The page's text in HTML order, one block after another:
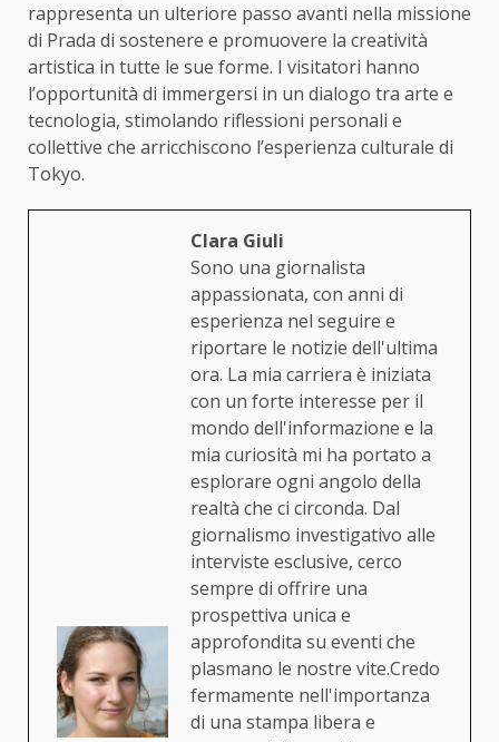
rappresenta un ulteriore passo avanti nella missione
di Prada di sostenere e promuovere la creatività
artistica in tutte le sue forme. I visitatori hanno
l’opportunità di immergersi in un dialogo tra arte e
tecnologia, stimolando riflessioni personali e
collettive che arricchiscono l’esperienza culturale di
Tokyo.
Clara Giuli
Sono una giornalista
appassionata, con anni di
esperienza nel seguire e
riportare le notizie dell'ultima
ora. La mia carriera è iniziata
con un forte interesse per il
mondo dell'informazione e la
mia curiosità mi ha portato a
esplorare ogni angolo della
realtà che ci circonda. Dal
giornalismo investigativo alle
interviste esclusive, cerco
sempre di offrire una
prospettiva unica e
approfondita su eventi che
plasmano le nostre vite.Credo
fermamente nell'importanza
di una stampa libera e